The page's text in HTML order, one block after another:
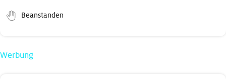
Beanstanden
Werbung